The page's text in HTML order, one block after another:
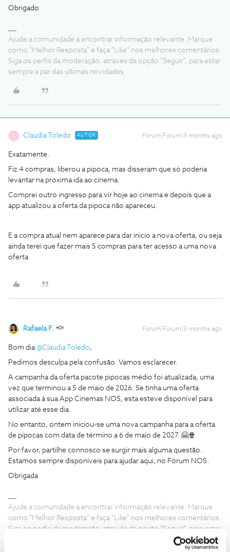
Obrigado
Ajude a comunidade a encontrar informação relevante. Marque
como "Melhor Resposta" e faça "Like" nos melhores comentários.
Siga os perfis da moderação, através da opção "Seguir", para estar
sempre a par das ultimas novidades.
C Claudia Toledo AUTOR Forum|Forum|3 months ago
Exatamente.
Fiz 4 compras, liberou a pipoca, mas disseram que só poderia
levantar na proxima ida ao cinema.
Comprei outro ingresso para vir hoje ao cinema e depois que a
app atualizou a oferta da pipoca não apareceu.
E a compra atual nem aparece para dar inicio a nova oferta, ou seja
ainda terei que fazer mais 5 compras para ter acesso a uma nova
oferta
Rafaela F. Forum|Forum|3 months ago
Bom dia ​@Claudia Toledo,
Pedimos desculpa pela confusão. Vamos esclarecer.
A campanha da oferta pacote pipocas médio foi atualizada, uma
vez que terminou a 5 de maio de 2026. Se tinha uma oferta
associada à sua App Cinemas NOS, esta esteve disponível para
utilizar até esse dia.
No entanto, ontem iniciou-se uma nova campanha para a oferta
de pipocas com data de término a 6 de maio de 2027. 🤗🍿
Por favor, partilhe connosco se surgir mais alguma questão.
Estamos sempre disponíveis para ajudar aqui, no Fórum NOS.
Obrigada
Ajude a comunidade a encontrar informação relevante. Marque
como "Melhor Resposta" e faça "Like" nos melhores comentários.
Siga os perfis da moderação, através da opção "Seguir", para estar